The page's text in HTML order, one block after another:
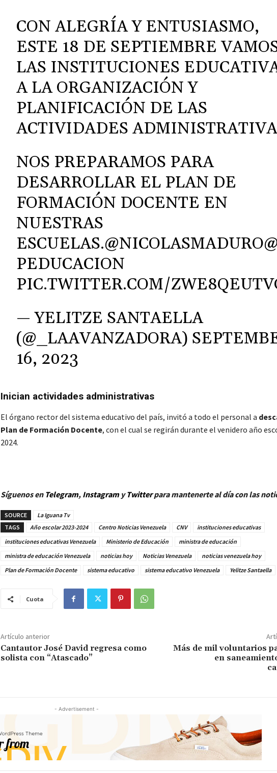
CON ALEGRÍA Y ENTUSIASMO,
ESTE 18 DE SEPTIEMBRE
LAS INSTITUCIONES
A LA ORGANIZACIÓN Y
PLANIFICACIÓN DE LAS
ACTIVIDADES
NOS PREPARAMOS PARA
DESARROLLAR EL PLAN DE
FORMACIÓN DOCENTE EN
NUESTRAS
ESCUELAS.@NICOLASMADURO
PEDUCACION
PIC.TWITTER.COM/
— YELITZE SANTAELLA
(@_LAAVANZADORA)
16, 2023
Inician actividades administrativas
El órgano rector del sistema educativo del país, invitó a todo el personal a
Plan de Formación Docente, con el cual se regirán durante el venidero año
2024.
Síguenos en Telegram, InstagramyTwitterpara mantenerte al día con las
SOURCE
La Iguana Tv
TAGS
Año escolar 2023-2024 Centro Noticias Venezuela CNV
instituciones educativas
instituciones educativas Venezuela
Ministerio de Educación
ministra de educación
ministra de educación Venezuela
noticias hoy Noticias Venezuela
noticias venezuela hoy
Plan de Formación Docente
sistema educativo sistema educativo Venezuela Yelitze Santaella
Cuota
Artículo anterior
Cantautor José David regresa como
solista con “Atascado”
Más de mil voluntarios
en
- Advertisement -